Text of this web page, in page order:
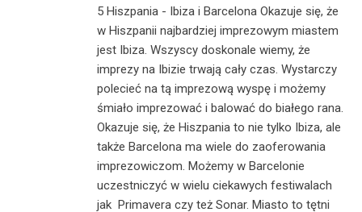
5 Hiszpania - Ibiza i Barcelona Okazuje się, że
w Hiszpanii najbardziej imprezowym miastem
jest Ibiza. Wszyscy doskonale wiemy, że
imprezy na Ibizie trwają cały czas. Wystarczy
polecieć na tą imprezową wyspę i możemy
śmiało imprezować i balować do białego rana.
Okazuje się, że Hiszpania to nie tylko Ibiza, ale
także Barcelona ma wiele do zaoferowania
imprezowiczom. Możemy w Barcelonie
uczestniczyć w wielu ciekawych festiwalach
jak Primavera czy też Sonar. Miasto to tętni